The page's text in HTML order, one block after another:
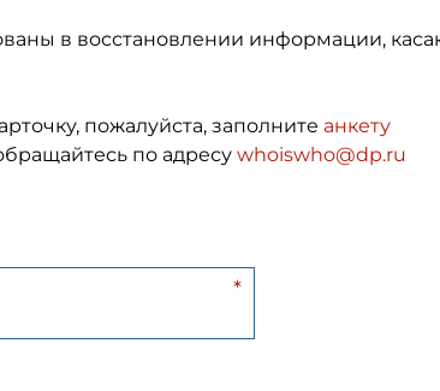
в восстановлении информации,
пожалуйста, заполните анкету
по адресу whoiswho@dp.ru